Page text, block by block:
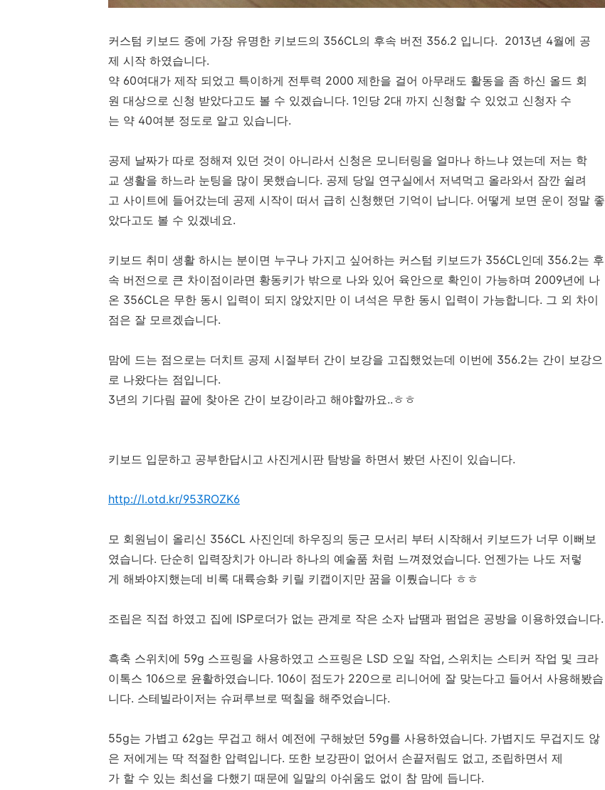
커스텀 키보드 중에 가장 유명한 키보드의 356CL의 후속 버전 356.2 입니다. 2013년 4월에 공
제 시작 하였습니다.
약 60여대가 제작 되었고 특이하게 전투력 2000 제한을 걸어 아무래도 활동을 좀 하신 올드 회
원 대상으로 신청 받았다고도 볼 수 있겠습니다. 1인당 2대 까지 신청할 수 있었고 신청자 수
는 약 40여분 정도로 알고 있습니다.
공제 날짜가 따로 정해져 있던 것이 아니라서 신청은 모니터링을 얼마나 하느냐 였는데 저는 학
교 생활을 하느라 눈팅을 많이 못했습니다. 공제 당일 연구실에서 저녁먹고 올라와서 잠깐 쉴려
고 사이트에 들어갔는데 공제 시작이 떠서 급히 신청했던 기억이 납니다. 어떻게 보면 운이 정말 좋
았다고도 볼 수 있겠네요.
키보드 취미 생활 하시는 분이면 누구나 가지고 싶어하는 커스텀 키보드가 356CL인데 356.2는 후
속 버전으로 큰 차이점이라면 황동키가 밖으로 나와 있어 육안으로 확인이 가능하며 2009년에 나
온 356CL은 무한 동시 입력이 되지 않았지만 이 녀석은 무한 동시 입력이 가능합니다. 그 외 차이
점은 잘 모르겠습니다.
맘에 드는 점으로는 더치트 공제 시절부터 간이 보강을 고집했었는데 이번에 356.2는 간이 보강으
로 나왔다는 점입니다.
3년의 기다림 끝에 찾아온 간이 보강이라고 해야할까요..ㅎㅎ
키보드 입문하고 공부한답시고 사진게시판 탐방을 하면서 봤던 사진이 있습니다.
http://l.otd.kr/953ROZK6
모 회원님이 올리신 356CL 사진인데 하우징의 둥근 모서리 부터 시작해서 키보드가 너무 이뻐보
였습니다. 단순히 입력장치가 아니라 하나의 예술품 처럼 느껴졌었습니다. 언젠가는 나도 저렇
게 해봐야지했는데 비록 대륙승화 키릴 키캡이지만 꿈을 이뤘습니다 ㅎㅎ
조립은 직접 하였고 집에 ISP로더가 없는 관계로 작은 소자 납땜과 펌업은 공방을 이용하였습니다.
흑축 스위치에 59g 스프링을 사용하였고 스프링은 LSD 오일 작업, 스위치는 스티커 작업 및 크라
이톡스 106으로 윤활하였습니다. 106이 점도가 220으로 리니어에 잘 맞는다고 들어서 사용해봤습
니다. 스테빌라이저는 슈퍼루브로 떡칠을 해주었습니다.
55g는 가볍고 62g는 무겁고 해서 예전에 구해놨던 59g를 사용하였습니다. 가볍지도 무겁지도 않
은 저에게는 딱 적절한 압력입니다. 또한 보강판이 없어서 손끝저림도 없고, 조립하면서 제
가 할 수 있는 최선을 다했기 때문에 일말의 아쉬움도 없이 참 맘에 듭니다.